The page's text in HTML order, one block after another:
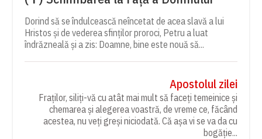
Dorind să se îndulcească neîncetat de acea slavă a lui
Hristos și de vederea sfinților proroci, Petru a luat
îndrăzneală și a zis: Doamne, bine este nouă să...
Apostolul zilei
Fraților, siliți-vă cu atât mai mult să faceți temeinice și
chemarea și alegerea voastră, de vreme ce, făcând
acestea, nu veți greși niciodată. Că așa vi se va da cu
bogăție...